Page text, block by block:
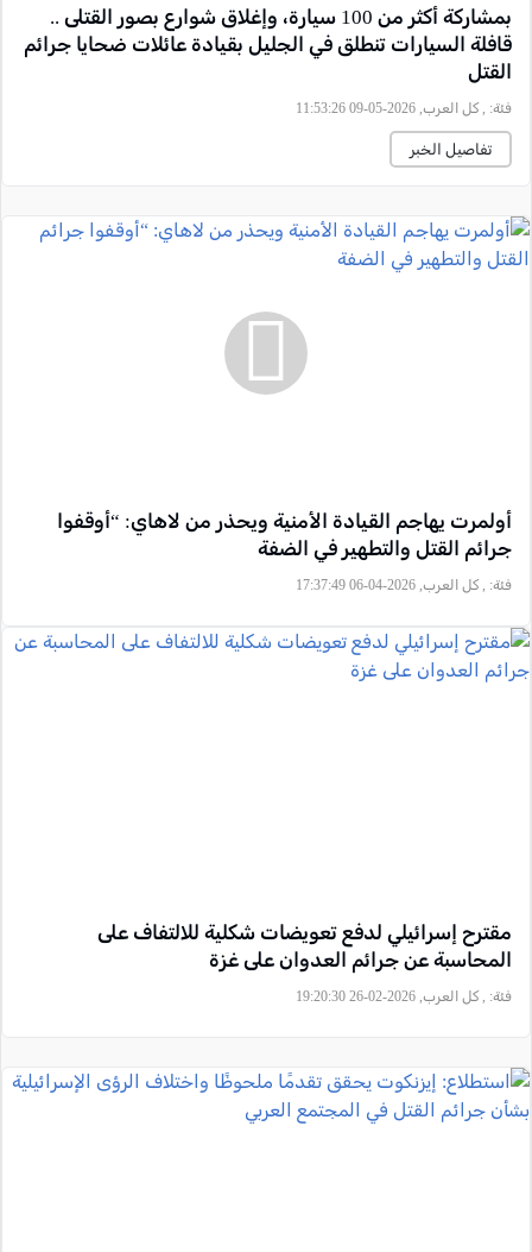
بمشاركة أكثر من 100 سيارة، وإغلاق شوارع بصور القتلى ..
قافلة السيارات تنطلق في الجليل بقيادة عائلات ضحايا جرائم
القتل
فئة: , كل العرب, 2026-05-09 11:53:26
تفاصيل الخبر
أولمرت يهاجم القيادة الأمنية ويحذر من لاهاي: “أوقفوا
جرائم القتل والتطهير في الضفة
فئة: , كل العرب, 2026-04-06 17:37:49
مقترح إسرائيلي لدفع تعويضات شكلية للالتفاف على
المحاسبة عن جرائم العدوان على غزة
فئة: , كل العرب, 2026-02-26 19:20:30